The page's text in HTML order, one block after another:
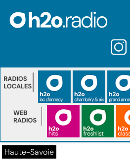
Haute-Savoie